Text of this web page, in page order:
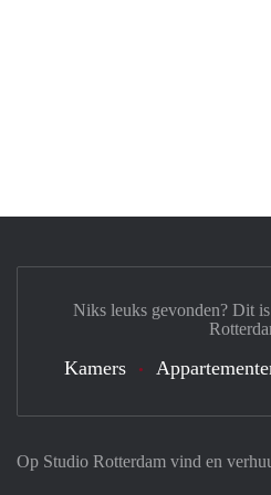
Op Studio Rotterdam vind en
Niks leuks gevonden? Dit
Kamers